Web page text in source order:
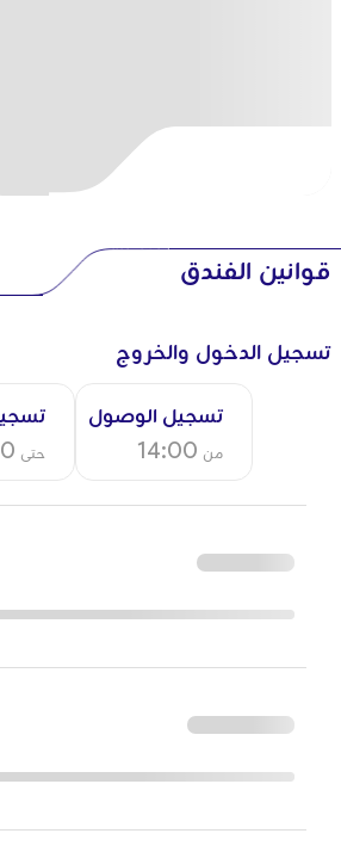
قوانين الفندق
تسجيل الدخول والخروج
تسجيل الوصول
من حتى